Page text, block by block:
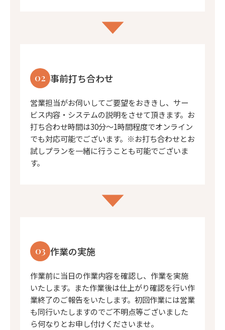
02 事前打ち合わせ
営業担当がお伺いしてご要望をおききし、サー
ビス内容・システムの説明をさせて頂きます。お
打ち合わせ時間は30分〜1時間程度でオンライン
でも対応可能でございます。※お打ち合わせとお
試しプランを一緒に行うことも可能でございま
す。
03 作業の実施
作業前に当日の作業内容を確認し、作業を実施
いたします。また作業後は仕上がり確認を行い作
業終了のご報告をいたします。初回作業には営業
も同行いたしますのでご不明点等ございました
ら何なりとお申し付けくださいませ。